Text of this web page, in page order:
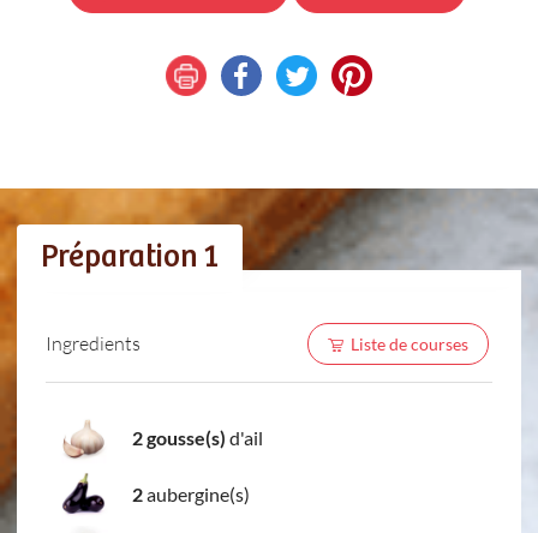
Préparation 1
Ingredients Liste de courses
2 gousse(s) d'ail
2aubergine(s)